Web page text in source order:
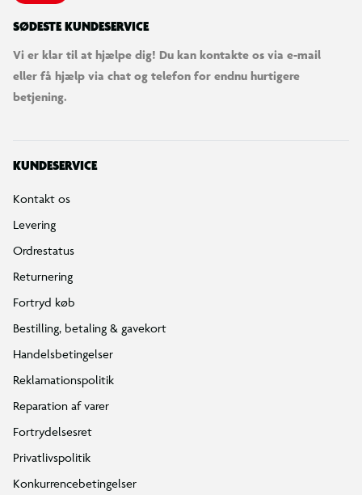
SØDESTE KUNDESERVICE
Vi er klar til at hjælpe dig! Du kan kontakte os via e-mail
eller få hjælp via chat og telefon for endnu hurtigere
betjening.
KUNDESERVICE
Kontakt os
Levering
Ordrestatus
Returnering
Fortryd køb
Bestilling, betaling & gavekort
Handelsbetingelser
Reklamationspolitik
Reparation af varer
Fortrydelsesret
Privatlivspolitik
Konkurrencebetingelser